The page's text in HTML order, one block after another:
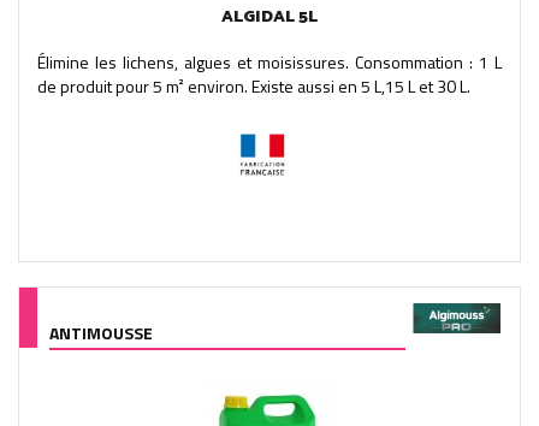
ALGIDAL 5L
Élimine les lichens, algues et moisissures. Consommation : 1 L
de produit pour 5 m² environ. Existe aussi en 5 L,15 L et 30 L.
ANTIMOUSSE